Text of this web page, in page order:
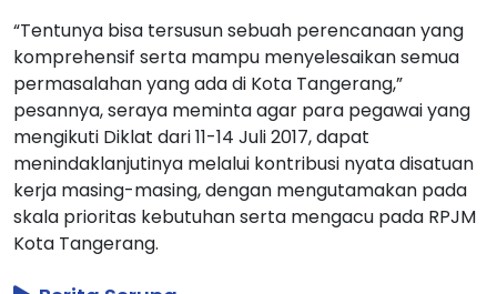
“Tentunya bisa tersusun sebuah perencanaan yang
komprehensif serta mampu menyelesaikan semua
permasalahan yang ada di Kota Tangerang,”
pesannya, seraya meminta agar para pegawai yang
mengikuti Diklat dari 11-14 Juli 2017, dapat
menindaklanjutinya melalui kontribusi nyata disatuan
kerja masing-masing, dengan mengutamakan pada
skala prioritas kebutuhan serta mengacu pada RPJM
Kota Tangerang.